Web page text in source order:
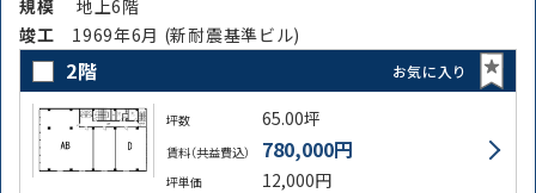
規模
地上6階
竣⼯ 1969年6月 (新耐震基準ビル)
2階 お気に入り
坪数 65.00坪
賃料（共益費込） 780,000円
坪単価 12,000円